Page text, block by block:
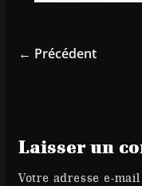
← Précédent
Laisser un
Votre adresse e-